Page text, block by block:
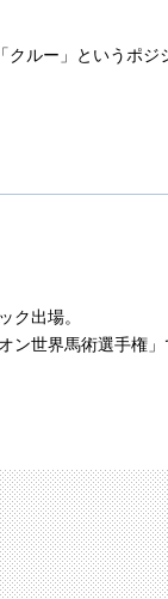
ルー」というポ
ク出場。
ン世界馬術選手権